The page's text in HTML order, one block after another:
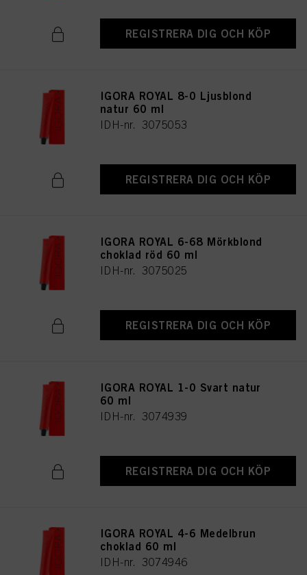
REGISTRERA DIG OCH KÖP
IGORA ROYAL 8-0 Ljusblond
natur 60 ml
IDH-nr. 3075053
REGISTRERA DIG OCH KÖP
IGORA ROYAL 6-68 Mörkblond
choklad röd 60 ml
IDH-nr. 3075025
REGISTRERA DIG OCH KÖP
IGORA ROYAL 1-0 Svart natur
60 ml
IDH-nr. 3074939
REGISTRERA DIG OCH KÖP
IGORA ROYAL 4-6 Medelbrun
choklad 60 ml
IDH-nr. 3074946